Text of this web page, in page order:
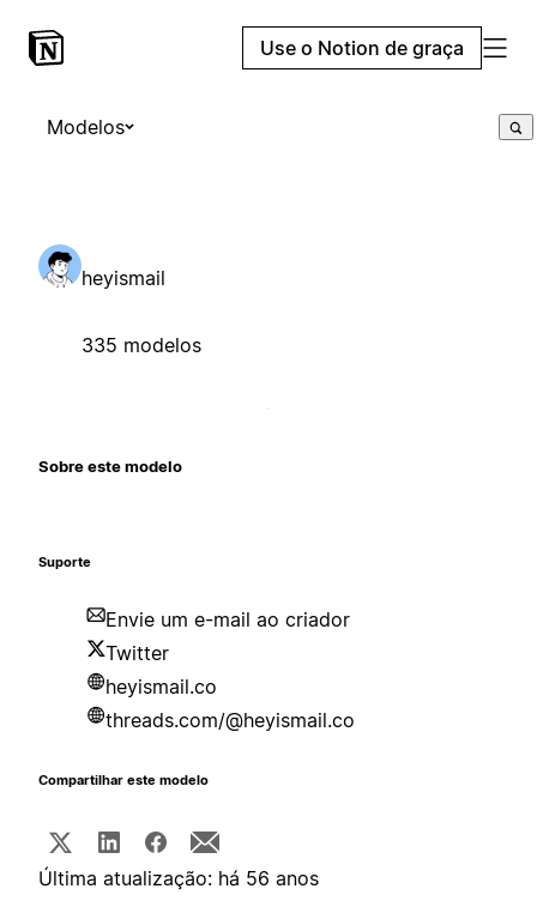
Use o Notion de graça
Modelos
heyismail
335 modelos
Sobre este modelo
Suporte
Envie um e-mail ao criador
Twitter
heyismail.co
threads.com/@heyismail.co
Compartilhar este modelo
Última atualização: há 56 anos